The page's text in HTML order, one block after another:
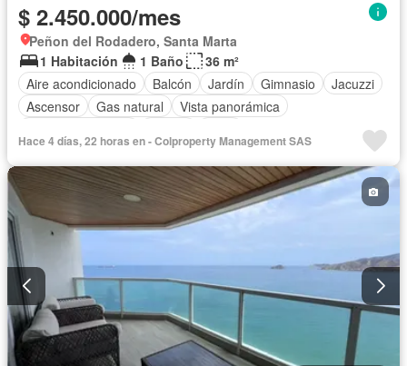
$ 2.450.000/mes
Peñon del Rodadero, Santa Marta
1 Habitación
1 Baño
36 m²
Aire acondicionado
Balcón Jardín Gimnasio
Jacuzzi
Ascensor
Gas natural
Vista panorámica
Hace 4 días, 22 horas en - Colproperty Management SAS